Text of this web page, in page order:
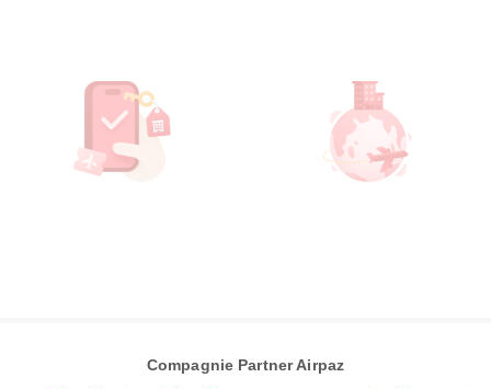
Compagnie Partner Airpaz